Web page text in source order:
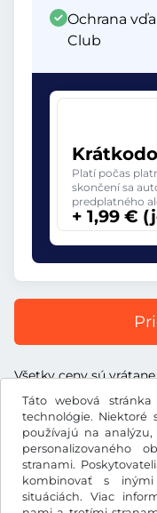
Táto webová
technológie. Niektoré
používajú na
stranami.
kombinovať s
situáciách. Viac
Ochrana
Club
Platí počas
skončení sa
predplatného
+ 1,99 €
Všetky ceny sú
€EUR